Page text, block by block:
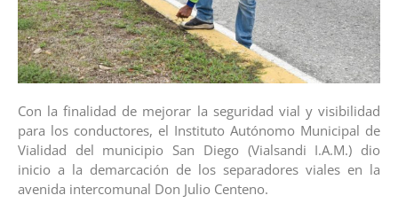
Con la finalidad de mejorar la seguridad vial y visibilidad
para los conductores, el Instituto Autónomo Municipal de
Vialidad del municipio San Diego (Vialsandi I.A.M.) dio
inicio a la demarcación de los separadores viales en la
avenida intercomunal Don Julio Centeno.